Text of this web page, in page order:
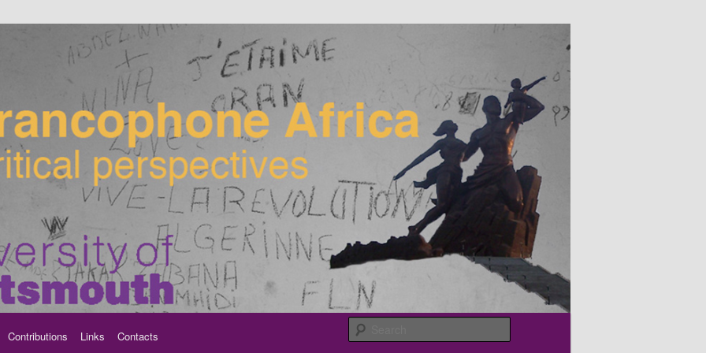
Africa
Contributions Links Contacts